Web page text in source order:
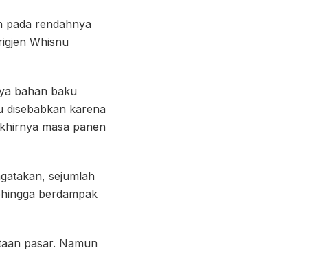
pada rendahnya
Whisnu
bahan baku
disebabkan karena
masa panen
sejumlah
berdampak
pasar. Namun